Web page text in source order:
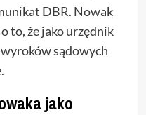
DBR. Nowak
to, że jako urzędnik
sądowych
jako